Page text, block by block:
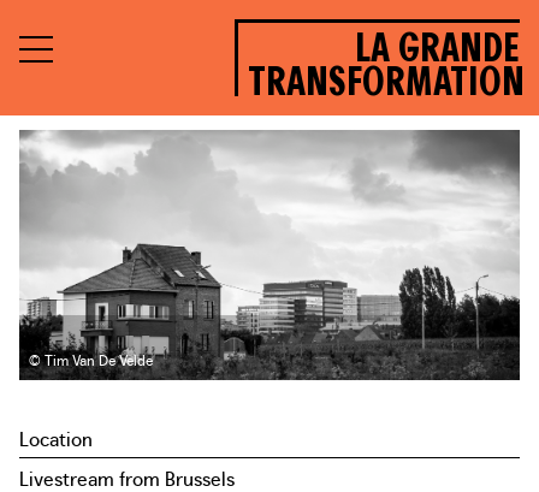
LA GRANDE
TRANSFORMATION
© Tim Van De Velde
Location
Livestream from Brussels